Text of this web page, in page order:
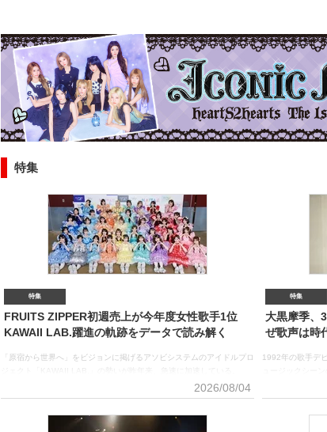
特集
特集
FRUITS ZIPPER初週売上が今年度女性歌手1位
KAWAII LAB.躍進の軌跡をデータで読み解く
「原宿から世界へ」をビジョンに掲げるアソビシステムのアイドルプロ
FRUITS ZIPPERは今年2月、デビューから3年10ヶ月で自身初の東京ド
ーム公演を成功。最新シングル「ぱわーオブらぶ／センセーション」
ト最高記録を打ち立てた。姉妹グループのCANDY TUNE、SWEET
2026/08/04
特集
大黒摩季、
ぜ歌声は時
1992年の歌手デ
日に迎えるデビ
YEAR』を始動さ